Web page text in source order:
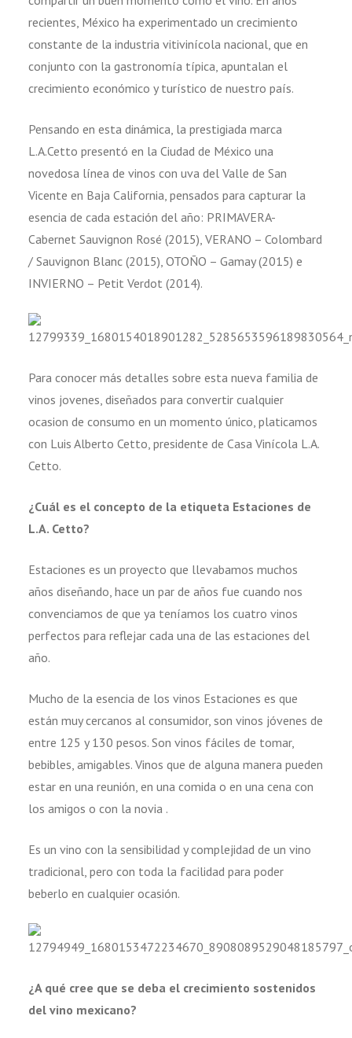
recientes, México ha experimentado un crecimiento
constante de la industria vitivinícola nacional, que en
conjunto con la gastronomía típica, apuntalan el
crecimiento económico y turístico de nuestro país.
Pensando en esta dinámica, la prestigiada marca
L.A.Cetto presentó en la Ciudad de México una
novedosa línea de vinos con uva del Valle de San
Vicente en Baja California, pensados para capturar la
esencia de cada estación del año: PRIMAVERA-
Cabernet Sauvignon Rosé (2015), VERANO – Colombard
/ Sauvignon Blanc (2015), OTOÑO – Gamay (2015) e
INVIERNO – Petit Verdot (2014).
Para conocer más detalles sobre esta nueva familia de
vinos jovenes, diseñados para convertir cualquier
ocasion de consumo en un momento único, platicamos
con Luis Alberto Cetto, presidente de Casa Vinícola L.A.
Cetto.
¿Cuál es el concepto de la etiqueta Estaciones de
L.A. Cetto?
Estaciones es un proyecto que llevabamos muchos
años diseñando, hace un par de años fue cuando nos
convenciamos de que ya teníamos los cuatro vinos
perfectos para reflejar cada una de las estaciones del
año.
Mucho de la esencia de los vinos Estaciones es que
están muy cercanos al consumidor, son vinos jóvenes de
entre 125 y 130 pesos. Son vinos fáciles de tomar,
bebibles, amigables. Vinos que de alguna manera pueden
estar en una reunión, en una comida o en una cena con
los amigos o con la novia .
Es un vino con la sensibilidad y complejidad de un vino
tradicional, pero con toda la facilidad para poder
beberlo en cualquier ocasión.
¿A qué cree que se deba el crecimiento sostenidos
del vino mexicano?